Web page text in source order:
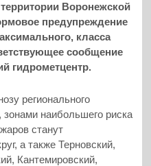
Воронежской
предупреждение
класса
сообщение
гидрометцентр.
регионального
наибольшего риска
станут
а также Терновский,
Кантемировский,